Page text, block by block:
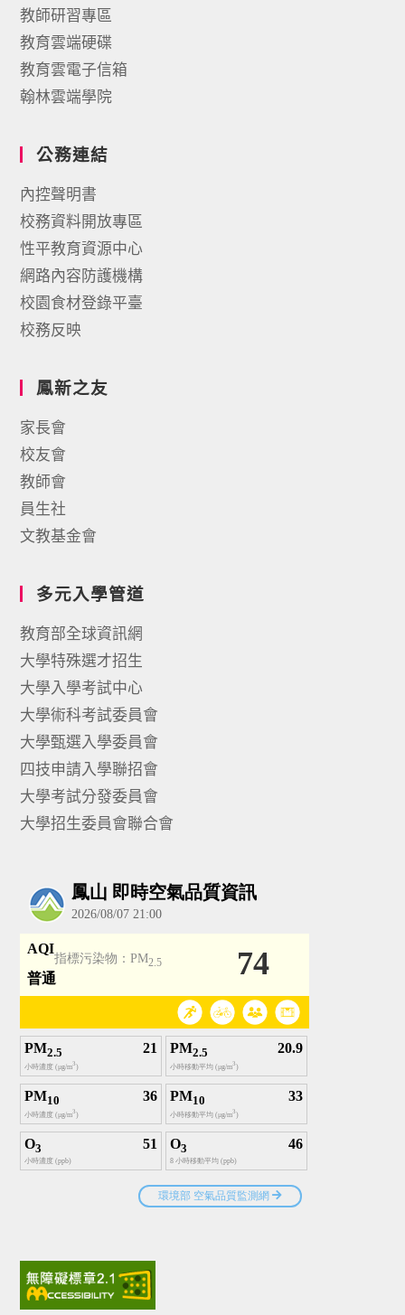
教師研習專區
教育雲端硬碟
教育雲電子信箱
翰林雲端學院
公務連結
內控聲明書
校務資料開放專區
性平教育資源中心
網路內容防護機構
校園食材登錄平臺
校務反映
鳳新之友
家長會
校友會
教師會
員生社
文教基金會
多元入學管道
教育部全球資訊網
大學特殊選才招生
大學入學考試中心
大學術科考試委員會
大學甄選入學委員會
四技申請入學聯招會
大學考試分發委員會
大學招生委員會聯合會